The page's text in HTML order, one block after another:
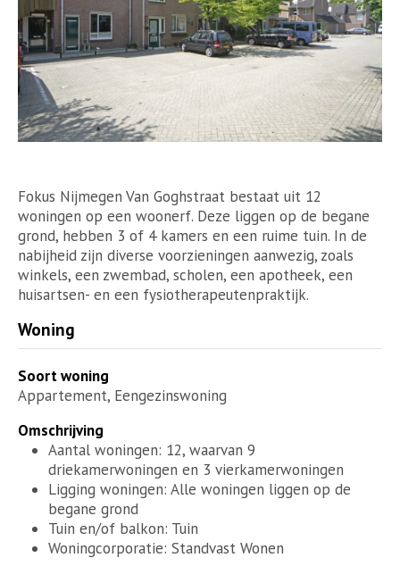
Fokus Nijmegen Van Goghstraat bestaat uit 12
woningen op een woonerf. Deze liggen op de begane
grond, hebben 3 of 4 kamers en een ruime tuin. In de
nabijheid zijn diverse voorzieningen aanwezig, zoals
winkels, een zwembad, scholen, een apotheek, een
huisartsen- en een fysiotherapeutenpraktijk.
Woning
Soort woning
Appartement, Eengezinswoning
Omschrijving
Aantal woningen: 12, waarvan 9
driekamerwoningen en 3 vierkamerwoningen
Ligging woningen: Alle woningen liggen op de
begane grond
Tuin en/of balkon: Tuin
Woningcorporatie: Standvast Wonen